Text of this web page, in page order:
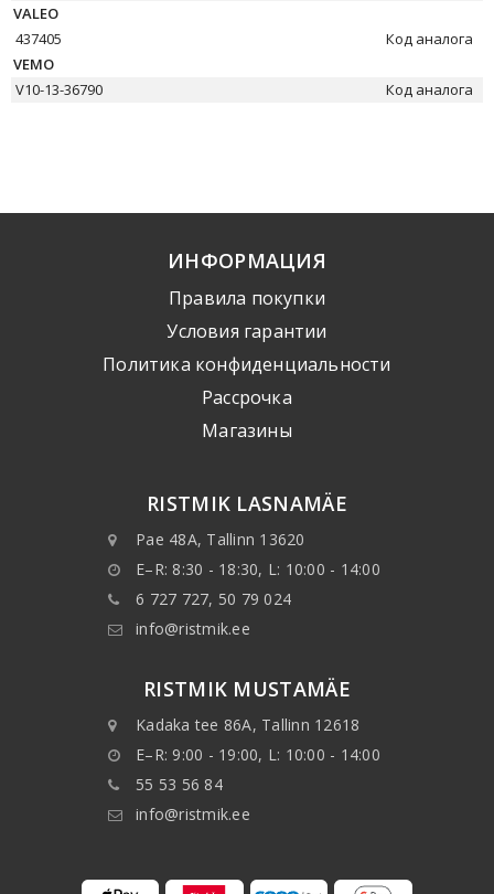
VALEO
437405
Код аналога
VEMO
V10-13-36790
Код аналога
ИНФОРМАЦИЯ
Правила покупки
Условия гарантии
Политика конфиденциальности
Рассрочка
Mагазины
RISTMIK LASNAMÄE
Pae 48A, Tallinn 13620
E–R: 8:30 - 18:30, L: 10:00 - 14:00
6 727 727, 50 79 024
info@ristmik.ee
RISTMIK MUSTAMÄE
Kadaka tee 86A, Tallinn 12618
E–R: 9:00 - 19:00, L: 10:00 - 14:00
55 53 56 84
info@ristmik.ee